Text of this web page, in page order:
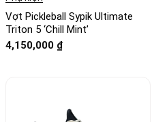
Vợt Pickleball Sypik Ultimate
Triton 5 ‘Chill Mint’
4,150,000 ₫